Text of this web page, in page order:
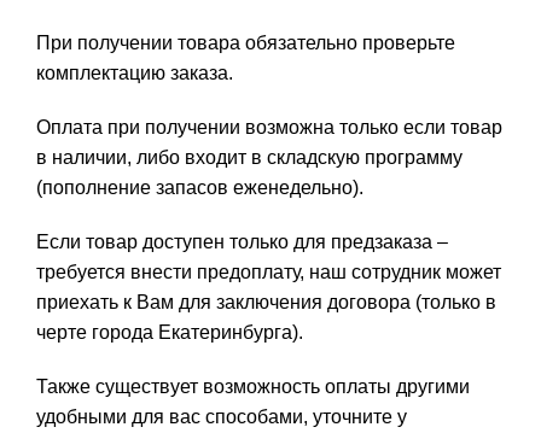
При получении товара обязательно проверьте
комплектацию заказа.
Оплата при получении возможна только если товар
в наличии, либо входит в складскую программу
(пополнение запасов еженедельно).
Если товар доступен только для предзаказа –
требуется внести предоплату, наш сотрудник может
приехать к Вам для заключения договора (только в
черте города Екатеринбурга).
Также существует возможность оплаты другими
удобными для вас способами, уточните у